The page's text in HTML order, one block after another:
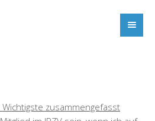
zusammengefasst